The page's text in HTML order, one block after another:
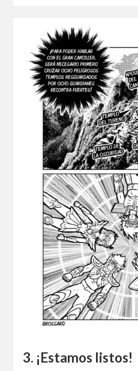
3. ¡Estamos listos!